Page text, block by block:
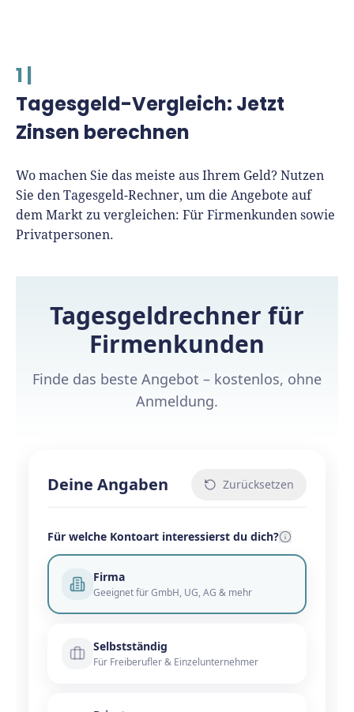
1 |
Tagesgeld-Vergleich: Jetzt
Zinsen berechnen
Wo machen Sie das meiste aus Ihrem Geld? Nutzen
Sie den Tagesgeld-Rechner, um die Angebote auf
dem Markt zu vergleichen: Für Firmenkunden sowie
Privatpersonen.